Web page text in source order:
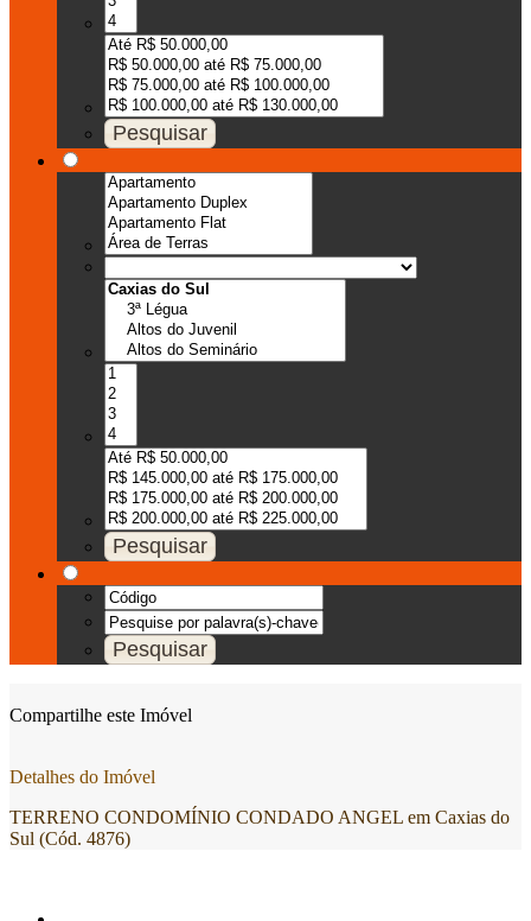
Compartilhe este Imóvel
Detalhes do Imóvel
TERRENO CONDOMÍNIO CONDADO ANGEL em Caxias do
Sul (Cód. 4876)